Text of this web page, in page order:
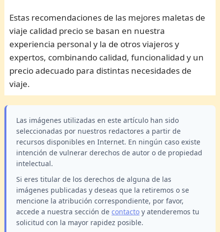
Estas recomendaciones de las mejores maletas de
viaje calidad precio se basan en nuestra
experiencia personal y la de otros viajeros y
expertos, combinando calidad, funcionalidad y un
precio adecuado para distintas necesidades de
viaje.
Las imágenes utilizadas en este artículo han sido
seleccionadas por nuestros redactores a partir de
recursos disponibles en Internet. En ningún caso existe
intención de vulnerar derechos de autor o de propiedad
intelectual.
Si eres titular de los derechos de alguna de las
imágenes publicadas y deseas que la retiremos o se
mencione la atribución correspondiente, por favor,
accede a nuestra sección decontacto y atenderemos tu
solicitud con la mayor rapidez posible.